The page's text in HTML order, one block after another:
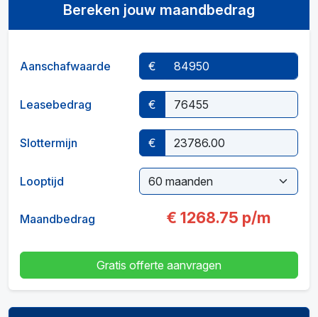
Bereken jouw maandbedrag
Aanschafwaarde €
Leasebedrag €
Slottermijn €
Looptijd
Maandbedrag € 1268.75 p/m
Gratis offerte aanvragen